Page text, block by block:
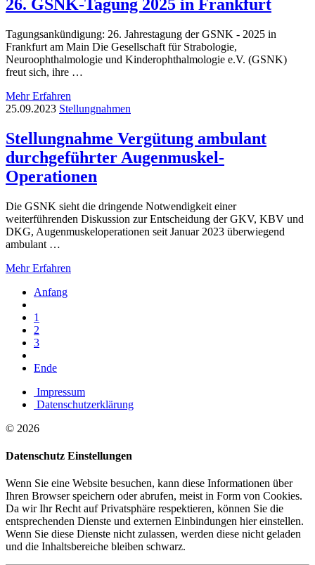
26. GSNK-Tagung 2025 in Frankfurt
Tagungsankündigung: 26. Jahrestagung der GSNK - 2025 in
Frankfurt am Main Die Gesellschaft für Strabologie,
Neuroophthalmologie und Kinderophthalmologie e.V. (GSNK)
freut sich, ihre …
Mehr Erfahren
25.09.2023 Stellungnahmen
Stellungnahme Vergütung ambulant
durchgeführter Augenmuskel-
Operationen
Die GSNK sieht die dringende Notwendigkeit einer
weiterführenden Diskussion zur Entscheidung der GKV, KBV und
DKG, Augenmuskeloperationen seit Januar 2023 überwiegend
ambulant …
Mehr Erfahren
Anfang
1
2
3
Ende
Impressum
Datenschutzerklärung
© 2026
Datenschutz Einstellungen
Wenn Sie eine Website besuchen, kann diese Informationen über
Ihren Browser speichern oder abrufen, meist in Form von Cookies.
Da wir Ihr Recht auf Privatsphäre respektieren, können Sie die
entsprechenden Dienste und externen Einbindungen hier einstellen.
Wenn Sie diese Dienste nicht zulassen, werden diese nicht geladen
und die Inhaltsbereiche bleiben schwarz.